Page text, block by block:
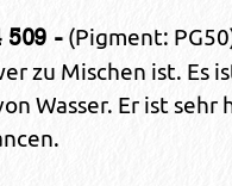
509 - (Pigment:
zu Mischen ist. Es
Wasser. Er ist